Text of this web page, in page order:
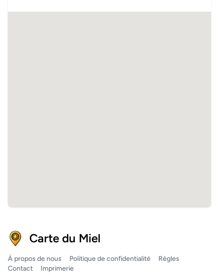
Carte du Miel
À propos de nous Politique de confidentialité
Règles
Contact
Imprimerie